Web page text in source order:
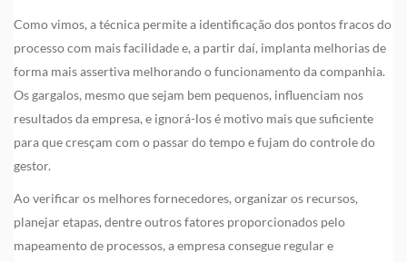
Como vimos, a técnica permite a identificação dos pontos fracos do
processo com mais facilidade e, a partir daí, implanta melhorias de
forma mais assertiva melhorando o funcionamento da companhia.
Os gargalos, mesmo que sejam bem pequenos, influenciam nos
resultados da empresa, e ignorá-los é motivo mais que suficiente
para que cresçam com o passar do tempo e fujam do controle do
gestor.
Ao verificar os melhores fornecedores, organizar os recursos,
planejar etapas, dentre outros fatores proporcionados pelo
mapeamento de processos, a empresa consegue regular e